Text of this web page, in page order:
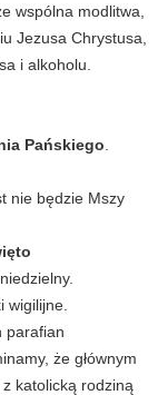
wspólna modlitwa,
Jezusa Chrystusa,
i alkoholu.
Pańskiego
nie będzie Mszy
wigilijne.
parafian
że głównym
katolicką rodziną